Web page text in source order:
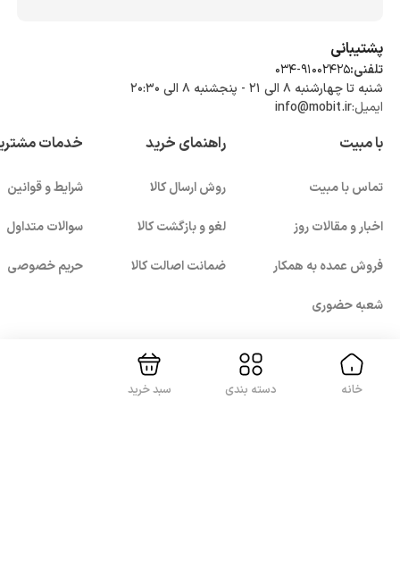
پشتیبانی
تلفنی:034-91002425
شنبه تا چهارشنبه ۸ الی ۲۱ - پنجشنبه 8 الی ۲۰:۳۰
ایمیل:info@mobit.ir
با مبیت
تماس با مبیت
اخبار و مقالات روز
فروش عمده به همکار
شعبه حضوری
راهنمای خرید
روش ارسال کالا
لغو و بازگشت کالا
ضمانت اصالت کالا
خدمات
شرایط و قوانین
سوالات متداول
حریم خصوصی
با ما همراه باشید
خانه دسته بندی سبد خرید